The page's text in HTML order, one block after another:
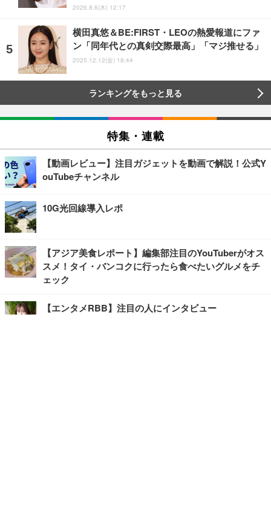
2026.8.6(木) 12:17
横田真悠＆BE:FIRST・LEOの熱愛報道にファ
ン「同年代との真剣交際最高」「マジ推せる」
2025.12.12(金) 18:44
ランキングをもっと見る
特集・連載
【動画レビュー】注目ガジェットを動画で解説！公式Y
ouTubeチャンネル
10G光回線導入レポ
【アジア美食レポート】編集部注目のYouTuberがオス
スメ！タイ・バンコクに行ったら食べたいグルメをチ
ェック
【エンタメRBB】注目の人にインタビュー